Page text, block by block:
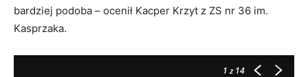
bardziej podoba – ocenił Kacper Krzyt z ZS nr 36 im.
Kasprzaka.
1z 14